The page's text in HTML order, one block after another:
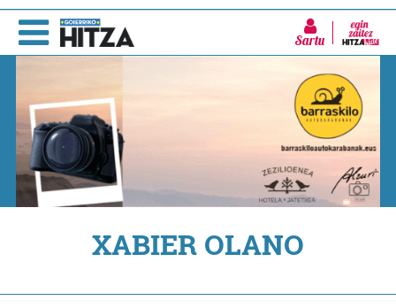
Sartu
XABIER OLANO